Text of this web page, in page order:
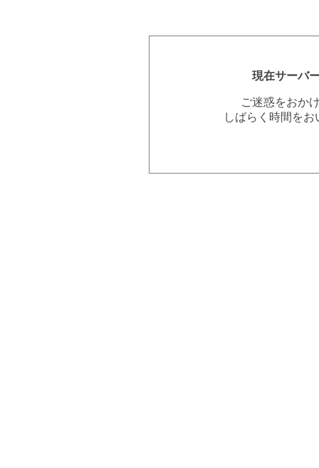
現在サーバ
ご迷惑をおか
しばらく時間を